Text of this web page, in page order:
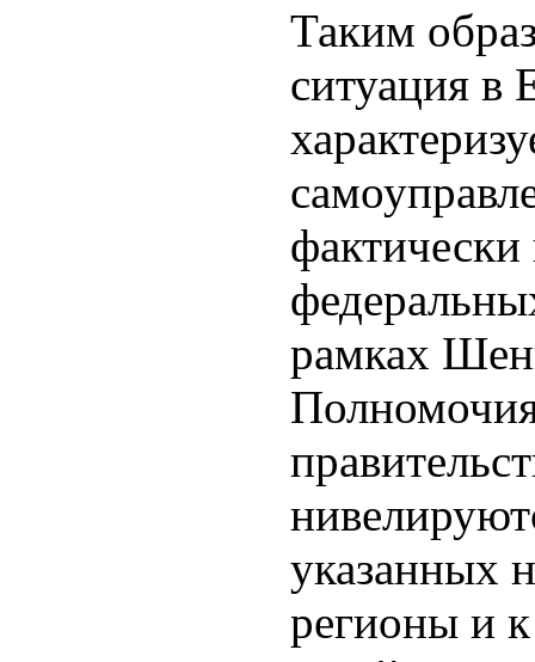
Таким
ситуация в
рамках
указанных
регионы и